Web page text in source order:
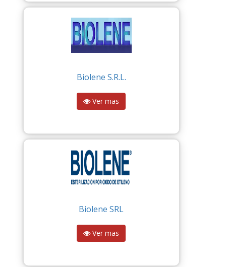
Biolene S.R.L.
Ver mas
Biolene SRL
Ver mas